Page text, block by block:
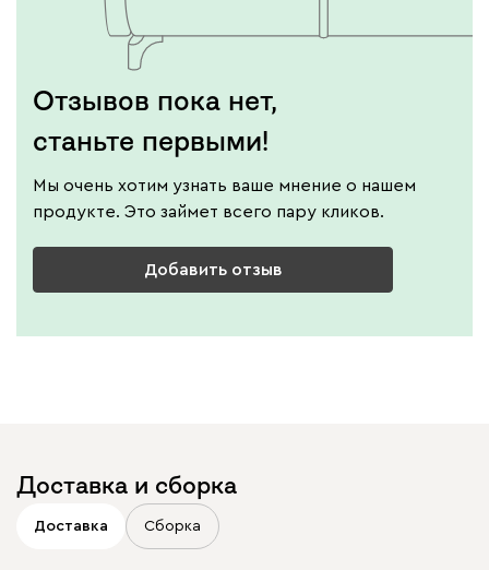
Отзывов пока нет,
станьте первыми!
Мы очень хотим узнать ваше мнение о нашем
продукте. Это займет всего пару кликов.
Добавить отзыв
Доставка и сборка
Доставка Сборка